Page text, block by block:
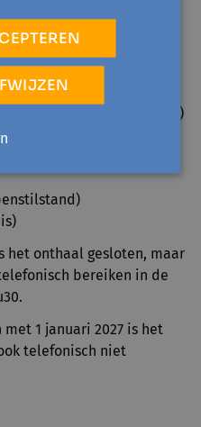
(Hemelvaart en brugdag)
(Nationale feestdag en
het onthaal gesloten, maar
bereiken in de
1 januari 2027 is het
telefonisch niet